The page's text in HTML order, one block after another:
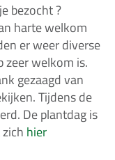
bezocht ?
harte welkom
er weer diverse
welkom is.
gezaagd van
Tijdens de
De plantdag is
hier